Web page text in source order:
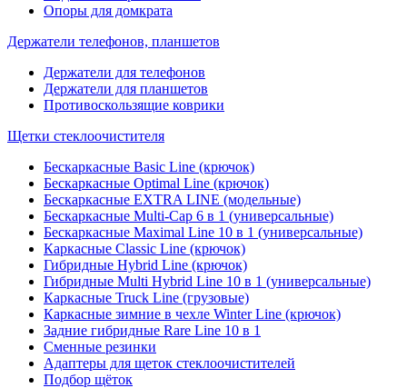
Опоры для домкрата
Держатели телефонов, планшетов
Держатели для телефонов
Держатели для планшетов
Противоскользящие коврики
Щетки стеклоочистителя
Бескаркасные Basic Line (крючок)
Бескаркасные Optimal Line (крючок)
Бескаркасные EXTRA LINE (модельные)
Бескаркасные Multi-Cap 6 в 1 (универсальные)
Бескаркасные Maximal Line 10 в 1 (универсальные)
Каркасные Classic Line (крючок)
Гибридные Hybrid Line (крючок)
Гибридные Multi Hybrid Line 10 в 1 (универсальные)
Каркасные Truck Line (грузовые)
Каркасные зимние в чехле Winter Line (крючок)
Задние гибридные Rare Line 10 в 1
Сменные резинки
Адаптеры для щеток стеклоочистителей
Подбор щёток